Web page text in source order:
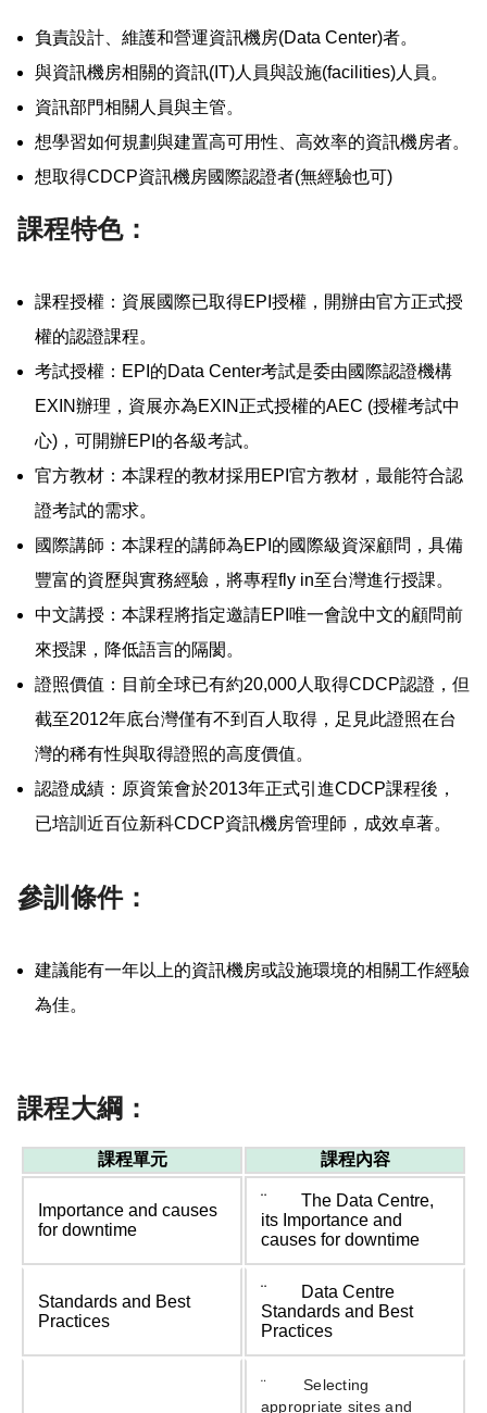
負責設計、維護和營運資訊機房(Data Center)者。
與資訊機房相關的資訊(IT)人員與設施(facilities)人員。
資訊部門相關人員與主管。
想學習如何規劃與建置高可用性、高效率的資訊機房者。
想取得CDCP資訊機房國際認證者(無經驗也可)
課程特色：
課程授權：資展國際已取得EPI授權，開辦由官方正式授
權的認證課程。
考試授權：EPI的Data Center考試是委由國際認證機構
EXIN辦理，資展亦為EXIN正式授權的AEC (授權考試中
心)，可開辦EPI的各級考試。
官方教材：本課程的教材採用EPI官方教材，最能符合認
證考試的需求。
國際講師：本課程的講師為EPI的國際級資深顧問，具備
豐富的資歷與實務經驗，將專程fly in至台灣進行授課。
中文講授：本課程將指定邀請EPI唯一會說中文的顧問前
來授課，降低語言的隔閡。
證照價值：目前全球已有約20,000人取得CDCP認證，但
截至2012年底台灣僅有不到百人取得，足見此證照在台
灣的稀有性與取得證照的高度價值。
認證成績：原資策會於2013年正式引進CDCP課程後，
已培訓近百位新科CDCP資訊機房管理師，成效卓著。
參訓條件：
建議能有一年以上的資訊機房或設施環境的相關工作經驗
為佳。
課程大綱：
課程單元 課程內容
Importance and causes
for downtime
¨ The Data Centre,
its Importance and
causes for downtime
Standards and Best
Practices
¨ Data Centre
Standards and Best
Practices
¨ Selecting
appropriate sites and